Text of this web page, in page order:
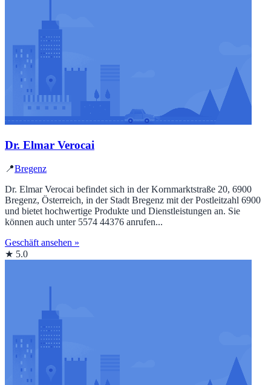
Dr. Elmar Verocai
📍Bregenz
Dr. Elmar Verocai befindet sich in der Kornmarktstraße 20, 6900
Bregenz, Österreich, in der Stadt Bregenz mit der Postleitzahl 6900
und bietet hochwertige Produkte und Dienstleistungen an. Sie
können auch unter 5574 44376 anrufen...
Geschäft ansehen »
★ 5.0